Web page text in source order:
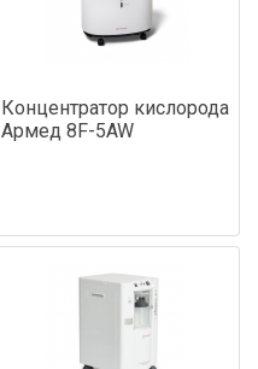
Концентратор кислорода
Армед 8F-5AW